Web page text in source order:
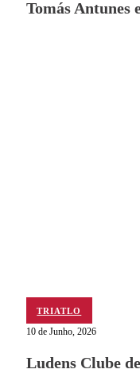
Tomás Antunes
TRIATLO
10 de Junho, 2026
Ludens Clube